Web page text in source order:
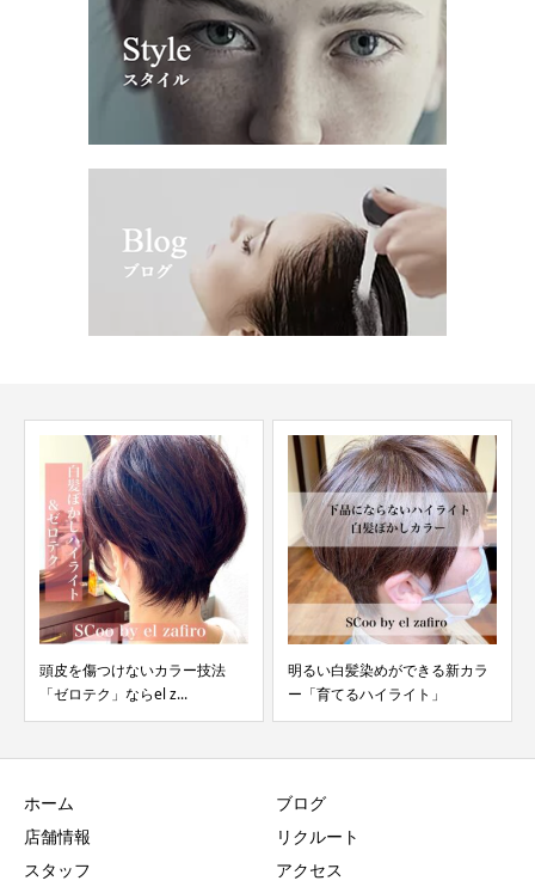
頭皮を傷つけないカラー技法
「ゼロテク」ならel z...
明るい白髪染めができる新カラ
ー「育てるハイライト」
ホーム
店舗情報
スタッフ
ブログ
リクルート
アクセス